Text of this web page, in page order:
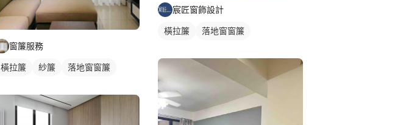
窗簾服務
橫拉簾 紗簾 落地窗窗簾
宸匠窗飾設計
橫拉簾 落地窗窗簾